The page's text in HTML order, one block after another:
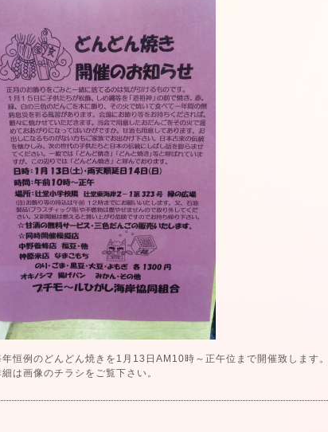
年恒例のどんどん焼きを1月13日AM10時～正午位まで開催致します
細は画像のチラシをご覧下さい。